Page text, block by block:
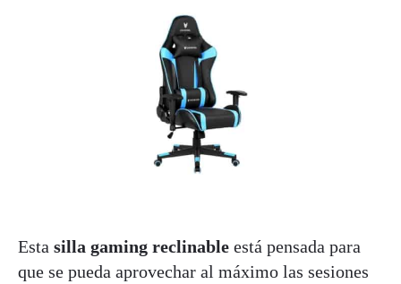
Esta silla gaming reclinable está pensada para
que se pueda aprovechar al máximo las sesiones